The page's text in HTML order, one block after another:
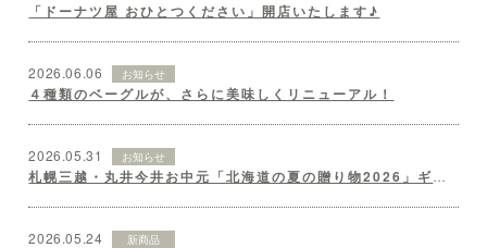
「ドーナツ屋 おひとつください」開店いたします♪
2026.06.06 お知らせ
４種類のベーグルが、さらに美味しくリニューアル！
2026.05.31 お知らせ
2026.05.24 新商品